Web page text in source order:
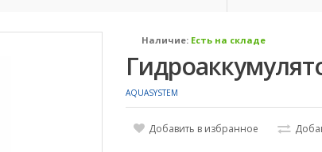
Наличие: Есть на складе
AQUASYSTEM
Добавить в избранное